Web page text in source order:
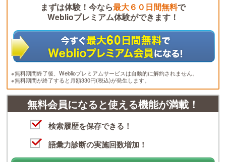
まずは体験！今なら最大６０日間無料で
Weblioプレミアム体験ができます！
※無料期間終了後、Weblioプレミアムサービスは自動的に解約されません。
※無料期間が終了すると月額330円(税込)が発生します。
無料会員になると使える機能が満載！
検索履歴を保存できる！
語彙力診断の実施回数増加！